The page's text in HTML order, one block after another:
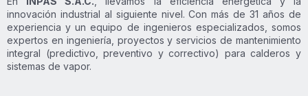
innovación industrial al siguiente nivel. Con más de 31 años de
experiencia y un equipo de ingenieros especializados, somos
expertos en ingeniería, proyectos y servicios de mantenimiento
integral (predictivo, preventivo y correctivo) para calderos y
sistemas de vapor.